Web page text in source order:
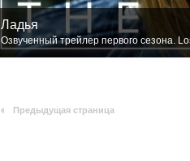
Ладья
Озвученный трейлер первого сезона.
Предыдущая страница